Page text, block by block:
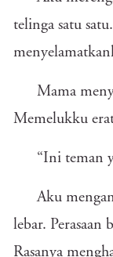
telinga satu
Mama
Memelukku
“Ini teman
Aku
lebar. Perasaan
Rasanya